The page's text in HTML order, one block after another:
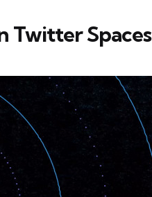
Twitter Spaces